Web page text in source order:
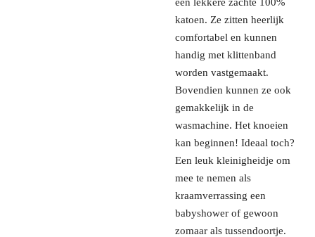
katoen. Ze zitten heerlijk
comfortabel en kunnen
handig met klittenband
worden vastgemaakt.
Bovendien kunnen ze ook
gemakkelijk in de
wasmachine. Het knoeien
kan beginnen! Ideaal toch?
Een leuk kleinigheidje om
mee te nemen als
kraamverrassing een
babyshower of gewoon
zomaar als tussendoortje.